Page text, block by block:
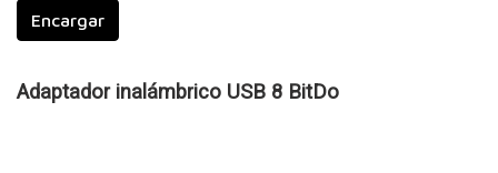
Encargar
Adaptador inalámbrico USB 8 BitDo